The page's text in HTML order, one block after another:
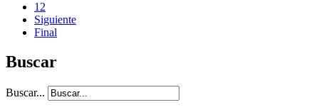
12
Siguiente
Final
Buscar
Buscar...